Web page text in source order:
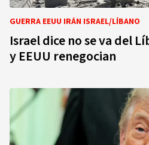
GUERRA EEUU IRÁN ISRAEL/LÍBANO
Israel dice no se va del
y EEUU renegocian